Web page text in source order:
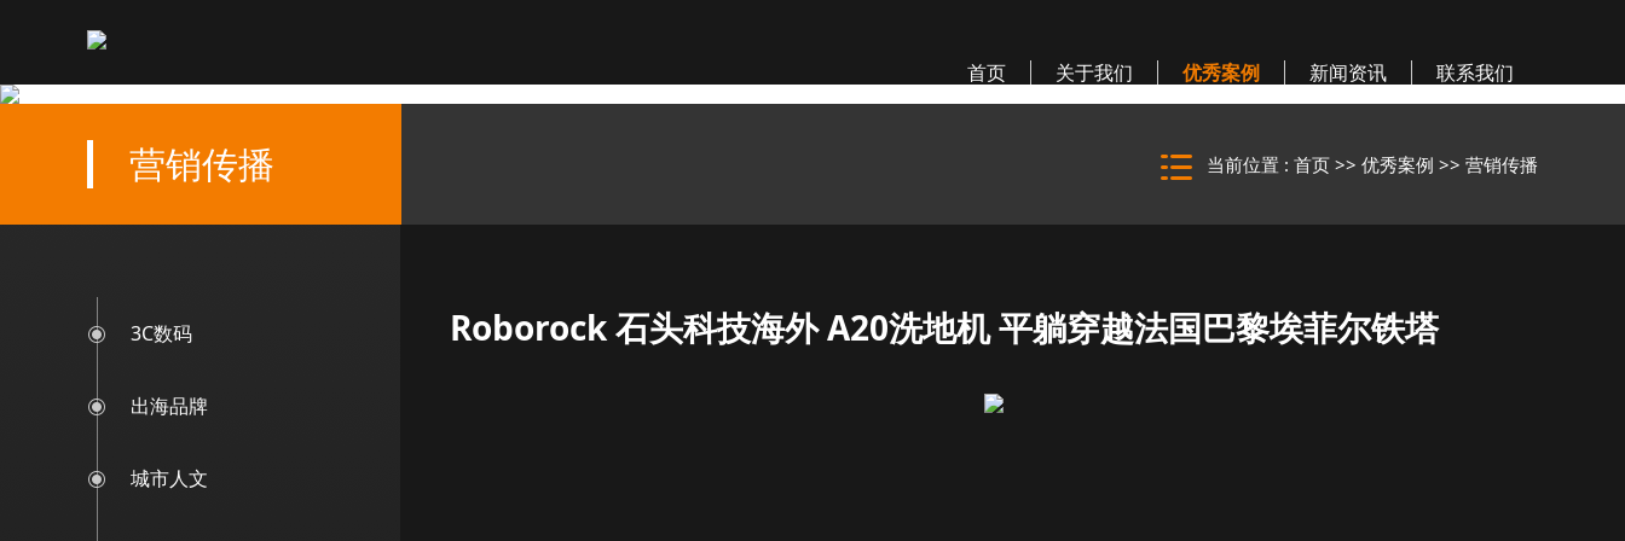
首页 关于我们 优秀案例 新闻资讯 联系我们
营销传播 当前位置 : 首页 >> 优秀案例 >> 营销传播
3C数码
出海品牌
城市人文
Roborock 石头科技海外 A20洗地机 平躺穿越法国巴黎埃菲尔铁塔